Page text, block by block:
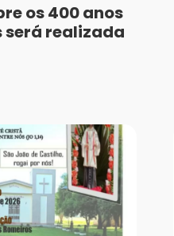
os 400 anos
será realizada